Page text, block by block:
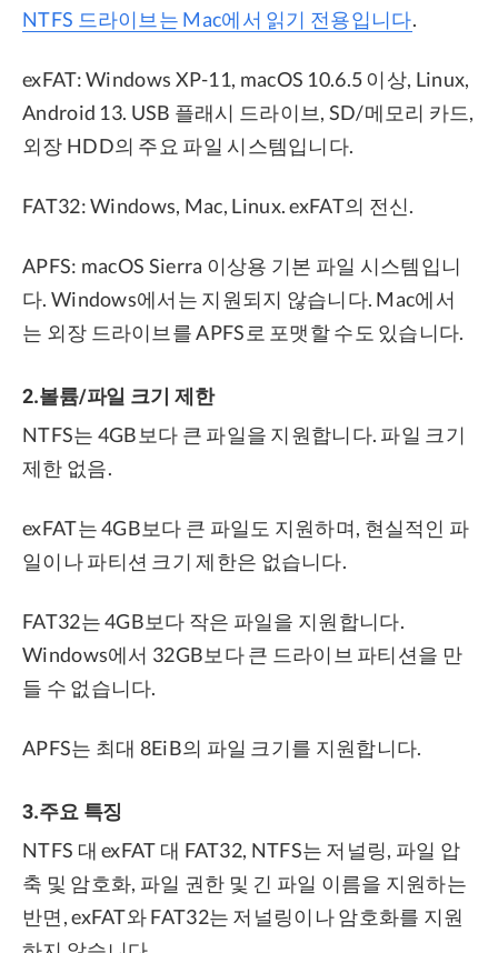
NTFS 드라이브는 Mac에서 읽기 전용입니다.
exFAT: Windows XP-11, macOS 10.6.5 이상, Linux,
Android 13. USB 플래시 드라이브, SD/메모리 카드,
외장 HDD의 주요 파일 시스템입니다.
FAT32: Windows, Mac, Linux. exFAT의 전신.
APFS: macOS Sierra 이상용 기본 파일 시스템입니
다. Windows에서는 지원되지 않습니다. Mac에서
는 외장 드라이브를 APFS로 포맷할 수도 있습니다.
2.볼륨/파일 크기 제한
NTFS는 4GB보다 큰 파일을 지원합니다. 파일 크기
제한 없음.
exFAT는 4GB보다 큰 파일도 지원하며, 현실적인 파
일이나 파티션 크기 제한은 없습니다.
FAT32는 4GB보다 작은 파일을 지원합니다.
Windows에서 32GB보다 큰 드라이브 파티션을 만
들 수 없습니다.
APFS는 최대 8EiB의 파일 크기를 지원합니다.
3.주요 특징
NTFS 대 exFAT 대 FAT32, NTFS는 저널링, 파일 압
축 및 암호화, 파일 권한 및 긴 파일 이름을 지원하는
반면, exFAT와 FAT32는 저널링이나 암호화를 지원